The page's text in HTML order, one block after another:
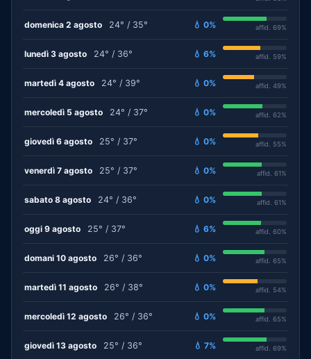
domenica 2 agosto 24° / 35° 💧 0% affid. 69%
lunedì 3 agosto 24° / 36° 💧 6% affid. 59%
martedì 4 agosto 24° / 39° 💧 0% affid. 49%
mercoledì 5 agosto 24° / 37° 💧 0% affid. 62%
giovedì 6 agosto 25° / 37° 💧 0% affid. 55%
venerdì 7 agosto 25° / 37° 💧 0% affid. 61%
sabato 8 agosto 24° / 36° 💧 0% affid. 61%
oggi 9 agosto 25° / 37° 💧 6% affid. 60%
domani 10 agosto 26° / 36° 💧 0% affid. 65%
martedì 11 agosto 26° / 38° 💧 0% affid. 54%
mercoledì 12 agosto 26° / 36° 💧 0% affid. 65%
giovedì 13 agosto 25° / 36° 💧 7% affid. 69%